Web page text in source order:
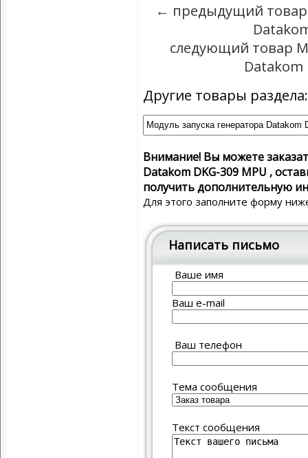
← предыдущий товар
следующий товар
Datakom
Другие товары раздела:
Внимание! Вы можете
Datakom DKG-309 MPU ,
получить дополнительную
Для этого заполните форму
Написать письмо
Ваше имя
Ваш e-mail
Ваш телефон
Тема сообщения
Текст сообщения